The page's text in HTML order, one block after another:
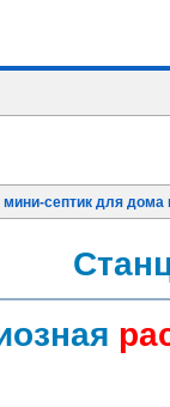
мини-септик для дома